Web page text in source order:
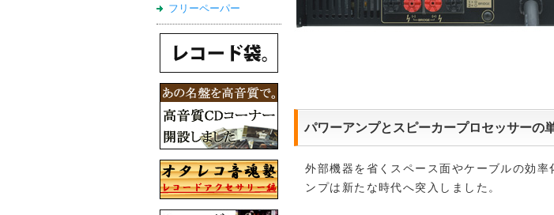
フリーペーパー
パワーアンプとスピーカープロセッサーの
外部機器を省くスペース面やケーブルの効
ンプは新たな時代へ突入しました。